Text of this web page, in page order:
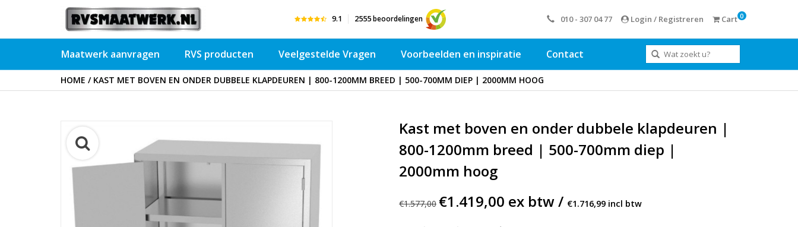
9.1 2555beoordelingen 010 - 307 04 77 Login / Registreren Cart 0
Maatwerk aanvragen RVS producten Veelgestelde Vragen Voorbeelden en inspiratie Contact
HOME / KAST MET BOVEN EN ONDER DUBBELE KLAPDEUREN | 800-1200MM BREED | 500-700MM DIEP | 2000MM HOOG
Kast met boven en onder dubbele klapdeuren |
800-1200mm breed | 500-700mm diep |
2000mm hoog
€1.577,00 €1.419,00 ex btw / €1.716,99 incl btw